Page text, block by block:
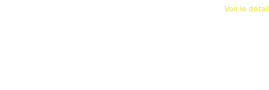
Voir le détail